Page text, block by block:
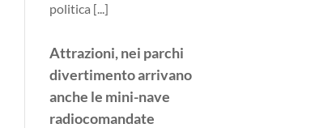
politica [...]
Attrazioni, nei parchi
divertimento arrivano
anche le mini-nave
radiocomandate